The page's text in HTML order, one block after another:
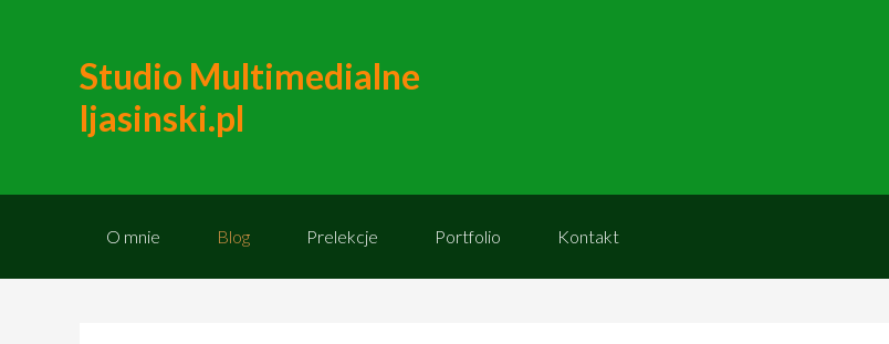
Studio Multimedialne
ljasinski.pl
O mnie Blog Prelekcje Portfolio Kontakt